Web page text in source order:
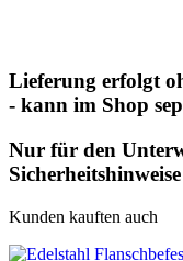
Lieferung erfolgt
- kann im Shop
Nur für den
Kunden kauften auch